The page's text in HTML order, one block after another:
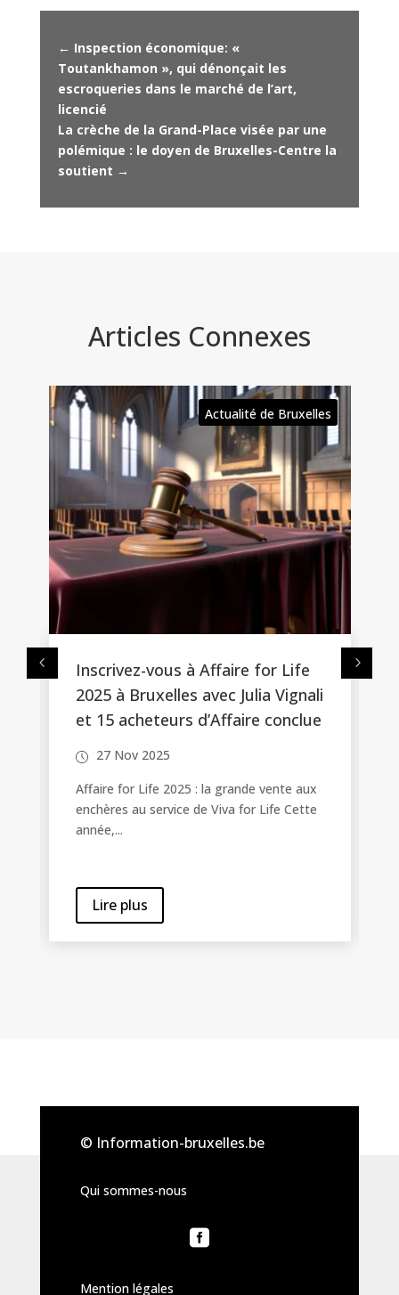
← Inspection économique: «
Toutankhamon », qui dénonçait les
escroqueries dans le marché de l’art,
licencié
La crèche de la Grand-Place visée par une
polémique : le doyen de Bruxelles-Centre la
soutient →
Articles Connexes
Actualité de Bruxelles
Inscrivez-vous à Affaire for Life
2025 à Bruxelles avec Julia Vignali
et 15 acheteurs d’Affaire conclue
27 Nov 2025
Affaire for Life 2025 : la grande vente aux
enchères au service de Viva for Life Cette
année,...
Lire plus
© Information-bruxelles.be
Qui sommes-nous

Mention légales